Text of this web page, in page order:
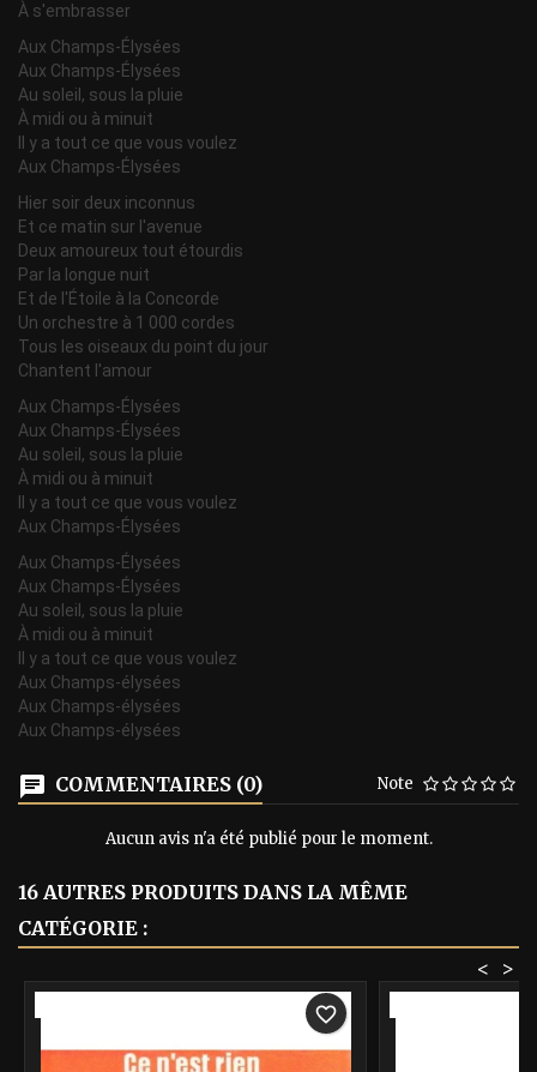
À s'embrasser
Aux Champs-Élysées
Aux Champs-Élysées
Au soleil, sous la pluie
À midi ou à minuit
Il y a tout ce que vous voulez
Aux Champs-Élysées
Hier soir deux inconnus
Et ce matin sur l'avenue
Deux amoureux tout étourdis
Par la longue nuit
Et de l'Étoile à la Concorde
Un orchestre à 1 000 cordes
Tous les oiseaux du point du jour
Chantent l'amour
Aux Champs-Élysées
Aux Champs-Élysées
Au soleil, sous la pluie
À midi ou à minuit
Il y a tout ce que vous voulez
Aux Champs-Élysées
Aux Champs-Élysées
Aux Champs-Élysées
Au soleil, sous la pluie
À midi ou à minuit
Il y a tout ce que vous voulez
Aux Champs-élysées
Aux Champs-élysées
Aux Champs-élysées
COMMENTAIRES (0) Note
Aucun avis n'a été publié pour le moment.
16 AUTRES PRODUITS DANS LA MÊME
CATÉGORIE :
>
<
favorite_border